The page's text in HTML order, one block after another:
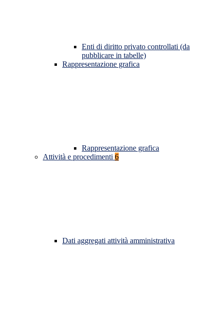
Enti di diritto privato controllati (da
pubblicare in tabelle)
Rappresentazione grafica
Rappresentazione grafica
Attività e procedimenti 6
Dati aggregati attività amministrativa